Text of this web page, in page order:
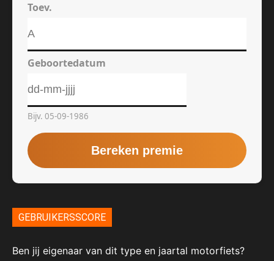
GEBRUIKERSSCORE
Ben jij eigenaar van dit type en jaartal motorfiets?